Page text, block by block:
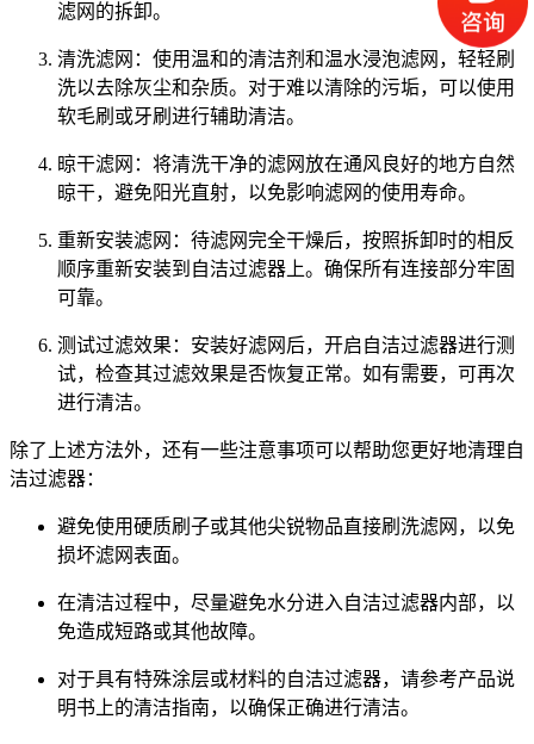
滤网的拆卸。
清洗滤网：使用温和的清洁剂和温水浸泡滤网，轻轻刷
洗以去除灰尘和杂质。对于难以清除的污垢，可以使用
软毛刷或牙刷进行辅助清洁。
晾干滤网：将清洗干净的滤网放在通风良好的地方自然
晾干，避免阳光直射，以免影响滤网的使用寿命。
重新安装滤网：待滤网完全干燥后，按照拆卸时的相反
顺序重新安装到自洁过滤器上。确保所有连接部分牢固
可靠。
测试过滤效果：安装好滤网后，开启自洁过滤器进行测
试，检查其过滤效果是否恢复正常。如有需要，可再次
进行清洁。
除了上述方法外，还有一些注意事项可以帮助您更好地清理自
洁过滤器：
避免使用硬质刷子或其他尖锐物品直接刷洗滤网，以免
损坏滤网表面。
在清洁过程中，尽量避免水分进入自洁过滤器内部，以
免造成短路或其他故障。
对于具有特殊涂层或材料的自洁过滤器，请参考产品说
明书上的清洁指南，以确保正确进行清洁。